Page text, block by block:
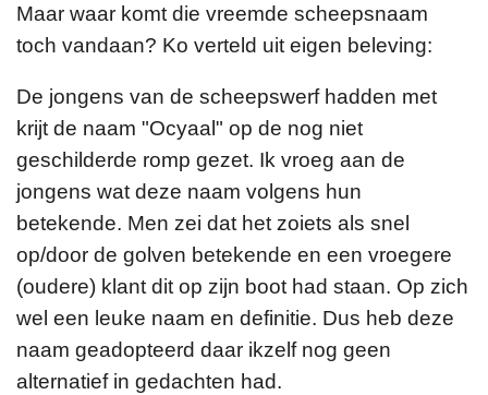
Maar waar komt die vreemde scheepsnaam
toch vandaan? Ko verteld uit eigen beleving:
De jongens van de scheepswerf hadden met
krijt de naam "Ocyaal" op de nog niet
geschilderde romp gezet. Ik vroeg aan de
jongens wat deze naam volgens hun
betekende. Men zei dat het zoiets als snel
op/door de golven betekende en een vroegere
(oudere) klant dit op zijn boot had staan. Op zich
wel een leuke naam en definitie. Dus heb deze
naam geadopteerd daar ikzelf nog geen
alternatief in gedachten had.